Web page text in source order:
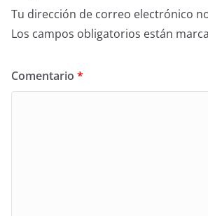
Tu dirección de correo electrónico
Los campos obligatorios están
Comentario *